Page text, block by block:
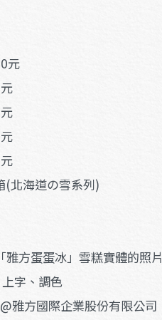
元
(北海道の雪系列)
雅方蛋蛋冰」雪糕實體的照片
字、調色
雅方國際企業股份有限公司